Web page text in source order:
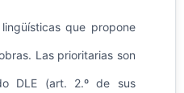
lingüísticas que propone
Las prioritarias son
DLE (art. 2.º de sus